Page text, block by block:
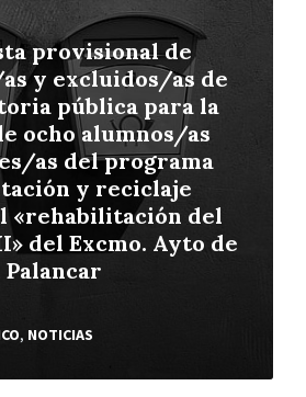
provisional de
y excluidos/as de
pública para la
ocho alumnos/as
as del programa
y reciclaje
«rehabilitación del
del Excmo. Ayto de
, NOTICIAS